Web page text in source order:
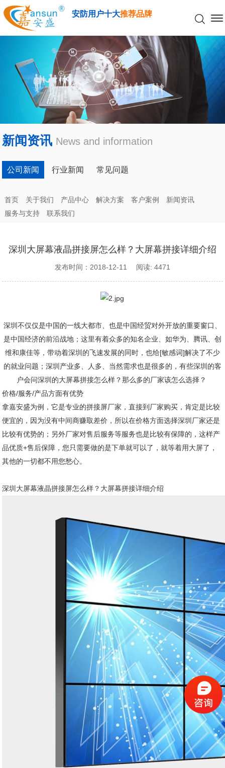
安防用户十大推荐品牌
新闻资讯 News and information
公司新闻 行业新闻 常见问题
首页 关于我们 产品中心 解决方案 客户案例
新闻资讯
服务与支持
联系我们
深圳大屏幕液晶拼接屏怎么样？大屏幕拼接详细介绍
发布时间：2018-12-11 阅读: 4471
深圳不仅仅是中国的一线大都市、也是中国经贸对外开放的重要窗口、
是中国经济的前沿战地；这里有着众多的知名企业、如华为、腾讯、创
维和康佳等，带动着深圳的飞速发展的同时，也给[敏感词]解决了不少
的就业问题；深圳产业多、人多、当然需求也是很多的，有些深圳的客
户会问深圳的大屏幕拼接怎么样？那么多的厂家该怎么选择？
价格/服务/产品方面有优势
拿嘉安盛为例，它是专业的拼接屏厂家，直接到厂家购买，肯定是比较
便宜的，因为没有中间商赚取差价，所以在价格方面选择深圳厂家还是
比较有优势的；另外厂家对售后服务等服务也是比较有保障的，这样产
品优质+售后保障，您只需要做的是下单就可以了，就等着用大屏了，
其他的一切都不用您愁心。
深圳大屏幕液晶拼接屏怎么样？大屏幕拼接详细介绍